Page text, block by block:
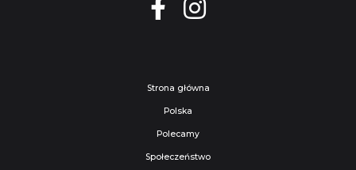
Strona główna
Polska
Polecamy
Społeczeństwo